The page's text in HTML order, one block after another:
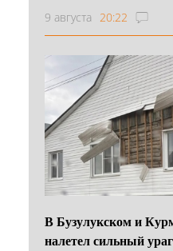
9 августа 20:22
В Бузулукском и
налетел сильный